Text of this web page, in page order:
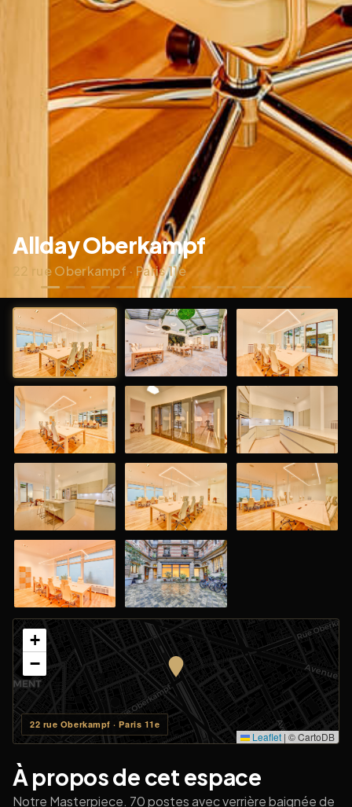
Allday Oberkampf
22 rue Oberkampf · Paris 11e
22 rue Oberkampf · Paris 11e
+
−
Leaflet | © CartoDB
À propos de cet espace
Notre Masterpiece. 70 postes avec verrière baignée de